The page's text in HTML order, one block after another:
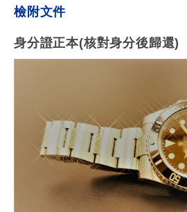
檢附文件
身分證正本(核對身分後歸還)